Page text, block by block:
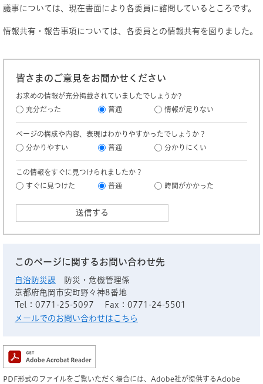
議事については、現在書面により各委員に諮問しているところです。
情報共有・報告事項については、各委員との情報共有を図りました。
皆さまのご意見をお聞かせください
お求めの情報が充分掲載されていましたでしょうか?
充分だった
普通 情報が足りない
ページの構成や内容、表現はわかりやすかったでしょうか？
分かりやすい
普通 分かりにくい
この情報をすぐに見つけられましたか？
すぐに見つけた
普通 時間がかかった
このページに関するお問い合わせ先
自治防災課
防災・危機管理係
京都府亀岡市安町野々神8番地
Tel：0771-25-5097
Fax：0771-24-5501
メールでのお問い合わせはこちら
PDF形式のファイルをご覧いただく場合には、Adobe社が提供するAdobe